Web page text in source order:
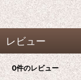
レビュー
0件のレビュー